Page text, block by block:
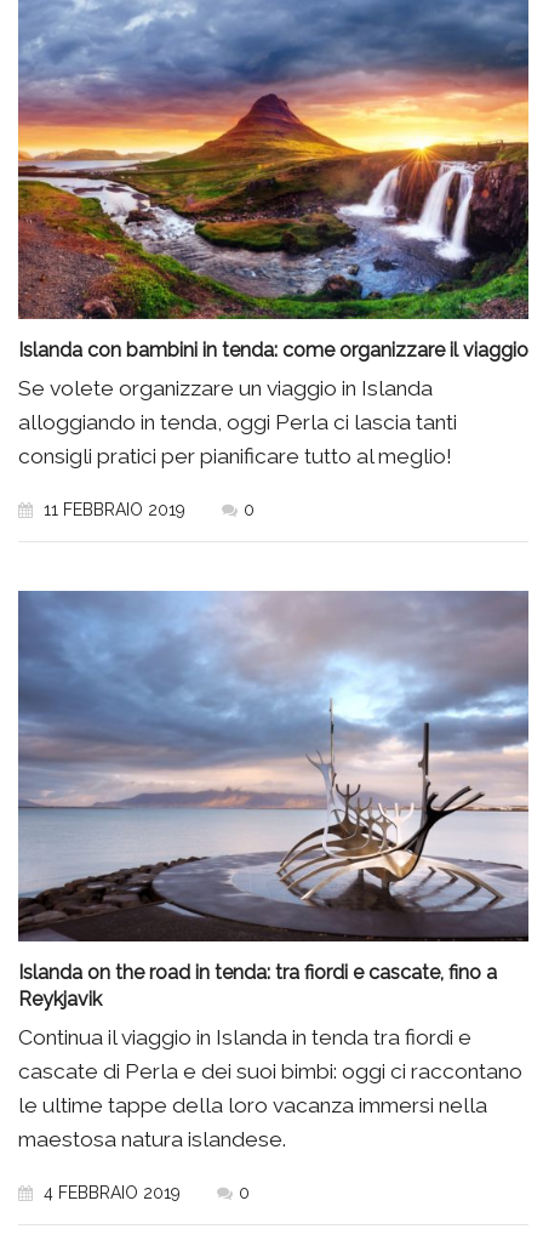
Islanda con bambini in tenda: come organizzare il viaggio
Se volete organizzare un viaggio in Islanda
alloggiando in tenda, oggi Perla ci lascia tanti
consigli pratici per pianificare tutto al meglio!
11 FEBBRAIO 2019 0
Islanda on the road in tenda: tra fiordi e cascate, fino a
Reykjavik
Continua il viaggio in Islanda in tenda tra fiordi e
cascate di Perla e dei suoi bimbi: oggi ci raccontano
le ultime tappe della loro vacanza immersi nella
maestosa natura islandese.
4 FEBBRAIO 2019 0